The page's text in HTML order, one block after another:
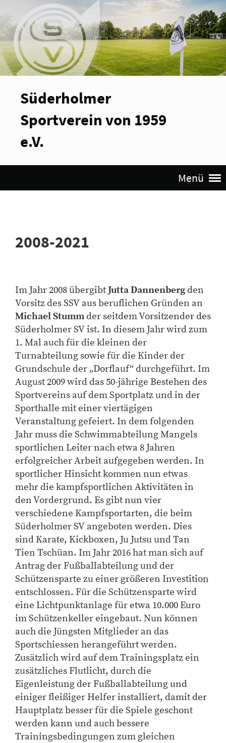
Süderholmer
Sportverein von 1959
e.V.
Menü
2008-2021
Im Jahr 2008 übergibtJutta Dannenbergden
Vorsitz des SSV aus beruflichen Gründen an
Michael Stummder seitdem Vorsitzender des
Süderholmer SV ist. In diesem Jahr wird zum
1. Mal auch für die kleinen der
Turnabteilung sowie für die Kinder der
Grundschule der „Dorflauf“ durchgeführt. Im
August 2009 wird das 50-jährige Bestehen des
Sportvereins auf dem Sportplatz und in der
Sporthalle mit einer viertägigen
Veranstaltung gefeiert. In dem folgenden
Jahr muss die Schwimmabteilung Mangels
sportlichen Leiter nach etwa 8 Jahren
erfolgreicher Arbeit aufgegeben werden. In
sportlicher Hinsicht kommen nun etwas
mehr die kampfsportlichen Aktivitäten in
den Vordergrund. Es gibt nun vier
verschiedene Kampfsportarten, die beim
Süderholmer SV angeboten werden. Dies
sind Karate, Kickboxen, Ju Jutsu und Tan
Tien Tschüan. Im Jahr 2016 hat man sich auf
Antrag der Fußballabteilung und der
Schützensparte zu einer größeren Investition
entschlossen. Für die Schützensparte wird
eine Lichtpunktanlage für etwa 10.000 Euro
im Schützenkeller eingebaut. Nun können
auch die Jüngsten Mitglieder an das
Sportschiessen herangeführt werden.
Zusätzlich wird auf dem Trainingsplatz ein
zusätzliches Flutlicht, durch die
Eigenleistung der Fußballabteilung und
einiger fleißiger Helfer installiert, damit der
Hauptplatz besser für die Spiele geschont
werden kann und auch bessere
Trainingsbedingungen zum gleichen